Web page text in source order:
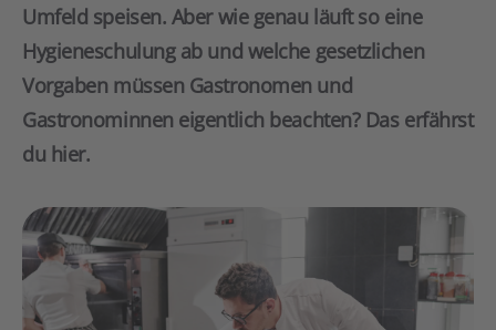
Umfeld speisen. Aber wie genau läuft so eine
Hygieneschulung ab und welche gesetzlichen
Vorgaben müssen Gastronomen und
Gastronominnen eigentlich beachten? Das erfährst
du hier.